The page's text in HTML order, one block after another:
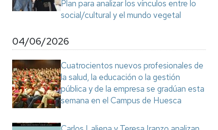
Plan para analizar los vínculos entre lo
social/cultural y el mundo vegetal
04/06/2026
Cuatrocientos nuevos profesionales de
la salud, la educación o la gestión
pública y de la empresa se gradúan esta
semana en el Campus de Huesca